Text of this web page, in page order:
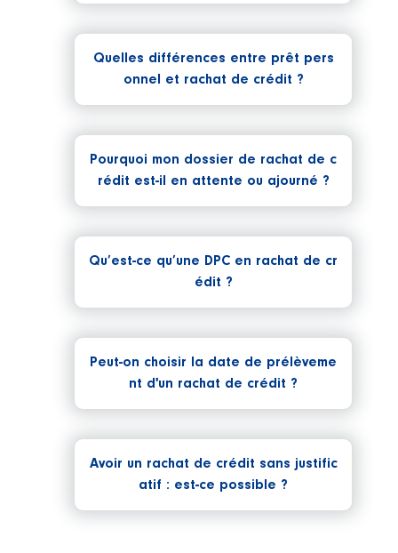
Quelles différences entre prêt pers
onnel et rachat de crédit ?
Pourquoi mon dossier de rachat de c
rédit est-il en attente ou ajourné ?
Qu’est-ce qu’une DPC en rachat de cr
édit ?
Peut-on choisir la date de prélèveme
nt d'un rachat de crédit ?
Avoir un rachat de crédit sans justific
atif : est-ce possible ?